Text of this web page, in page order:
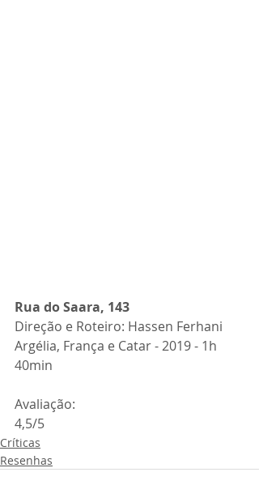
Rua do Saara, 143
Direção e Roteiro: Hassen Ferhani
Argélia, França e Catar - 2019 - 1h
40min
Avaliação:
4,5/5
Críticas
Resenhas